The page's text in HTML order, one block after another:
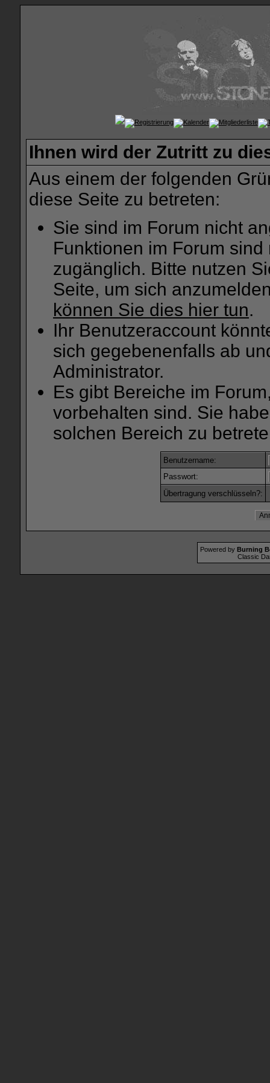
Ihnen wird der Zutritt zu
Aus einem der folgenden
diese Seite zu betreten:
Sie sind im Forum nicht
Funktionen im Forum
zugänglich. Bitte nutzen
Seite, um sich
können Sie dies hier tun.
Ihr Benutzeraccount
sich gegebenenfalls ab
Administrator.
Es gibt Bereiche im
vorbehalten sind. Sie
solchen Bereich zu
Benutzername:
Passwort:
Übertragung verschlüsseln?:
Powered by Burning
Classic